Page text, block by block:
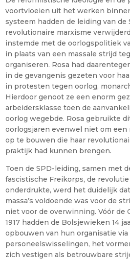
voortvloeien uit het werken
systeem hadden de leiding van de
revolutionaire marxisme
instemde met de oorlogspolitiek
in plaats van een massale strijd
organiseren. Rosa had
in de gevangenis gezeten voor
in protesten tegen oorlog,
Hierdoor genoot ze een enorm
arbeidersklasse toen de
oorlog wegebde. Rosa gebruikte
oorlogsjaren evenwel niet om een
op te bouwen die haar
praktijk had kunnen brengen.
Toen de SPD-leiding, samen met
fascistische Freikorps, de revolutie
onderdrukte, werd het duidelijk
massa’s voldoende was voor de
niet voor de overwinning. Vóór de
1917 hadden de Bolsjewieken 14
opbouwen van hun organisatie
personeelswisselingen, het
zich vestigen als betrouwbare